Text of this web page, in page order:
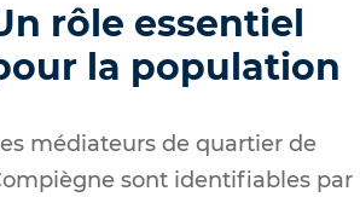
rôle essentiel
la population
médiateurs de quartier de
sont identifiables par